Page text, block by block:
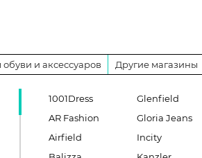
и аксессуаров Другие магазины
1001Dress
AR Fashion
Airfield
Glenfield
Gloria Jeans
Incity